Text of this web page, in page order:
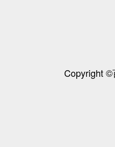
Copyright ©